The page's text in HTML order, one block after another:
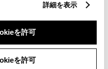
詳細を表示
を許可
を許可